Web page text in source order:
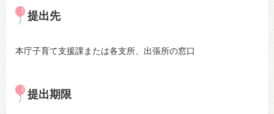
提出先
本庁子育て支援課または各支所、出張所の窓口
提出期限